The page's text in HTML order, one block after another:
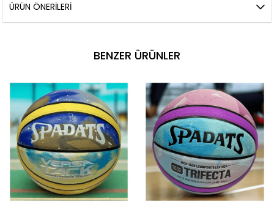
ÜRÜN ÖNERILERI
BENZER ÜRÜNLER